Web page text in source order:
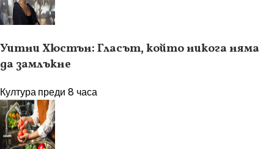
Уитни Хюстън: Гласът, който никога няма
да замлъкне
Културапреди 8 часа